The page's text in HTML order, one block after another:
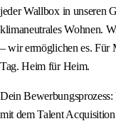
jeder Wallbox in unseren
klimaneutrales Wohnen.
– wir ermöglichen es. Für
Tag. Heim für Heim.
Dein
mit dem Talent